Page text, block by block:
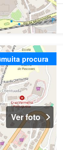
muita procura
Ver foto